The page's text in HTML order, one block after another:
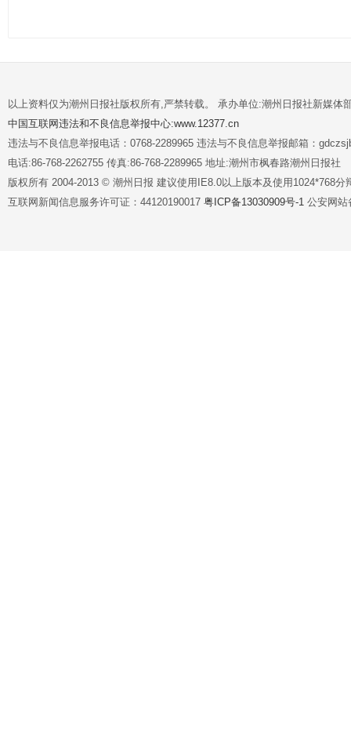
以上资料仅为潮州日报社版权所有,严禁转载。 承办单位:潮州日报社新媒体
中国互联网违法和不良信息举报中心:www.12377.cn
违法与不良信息举报电话：0768-2289965 违法与不良信息举报邮箱：
电话:86-768-2262755 传真:86-768-2289965 地址:潮州市枫春路潮州日报社
版权所有 2004-2013 © 潮州日报 建议使用IE8.0以上版本及使用1024*768分
互联网新闻信息服务许可证：44120190017 粤ICP备13030909号-1 公安网站